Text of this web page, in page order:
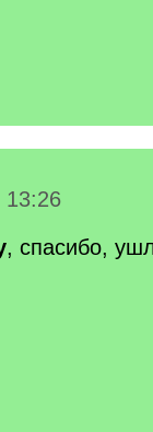
13:26
, спасибо,